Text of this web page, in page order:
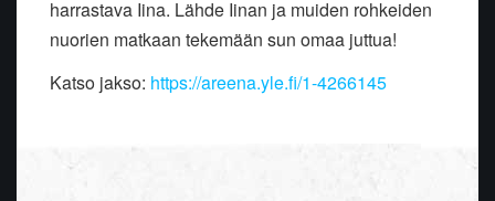
harrastava Iina. Lähde Iinan ja muiden rohkeiden
nuorien matkaan tekemään sun omaa juttua!
Katso jakso: https://areena.yle.fi/1-4266145